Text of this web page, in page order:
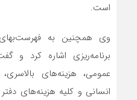
است.
وی همچنین به
برنامه‌ریزی اشاره کرد و
عمومی، هزینه‌های
انسانی و کلیه هزینه‌های